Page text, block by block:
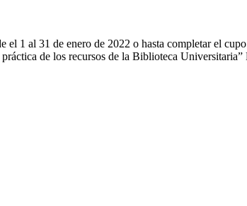
al 31 de enero de 2022 o hasta completar el cupo
de los recursos de la Biblioteca